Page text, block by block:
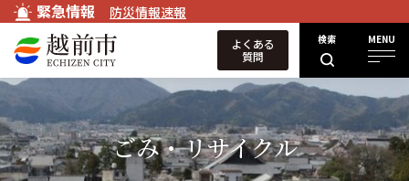
緊急情報 防災情報速報
検索 MENU
よくある
質問
ごみ・リサイクル